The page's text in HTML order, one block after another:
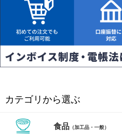
カテゴリから選ぶ
食品（加工品・一般）